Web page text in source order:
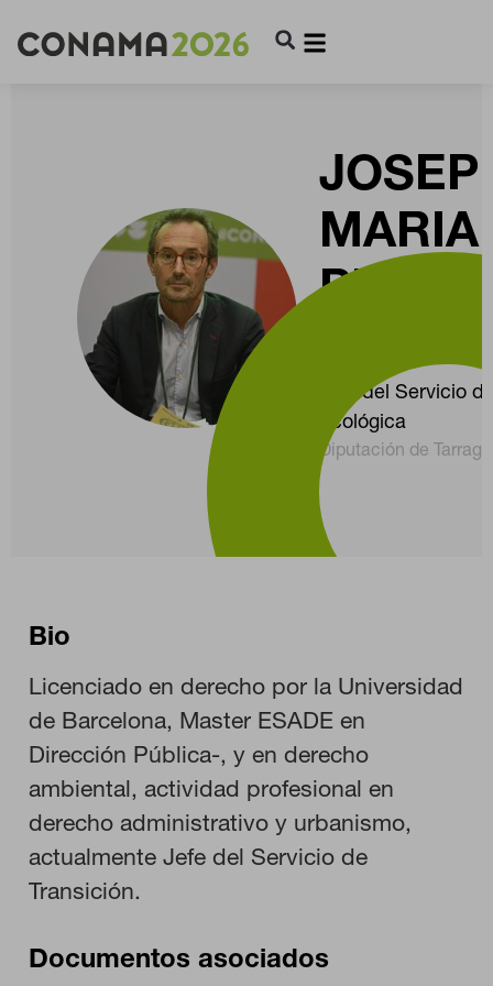
JOSEP
MARIA
Jefe del Servicio
Ecológica
Diputación de
Bio
Licenciado en derecho por la Universidad
de Barcelona, Master ESADE en
Dirección Pública-, y en derecho
ambiental, actividad profesional en
derecho administrativo y urbanismo,
actualmente Jefe del Servicio de
Transición.
Documentos asociados
HABILITAR TODO
Cookies necesarias
no se pueden desactivar en nuestros sistemas. Puede
cookies no almacenan ninguna información de identificación
personal.